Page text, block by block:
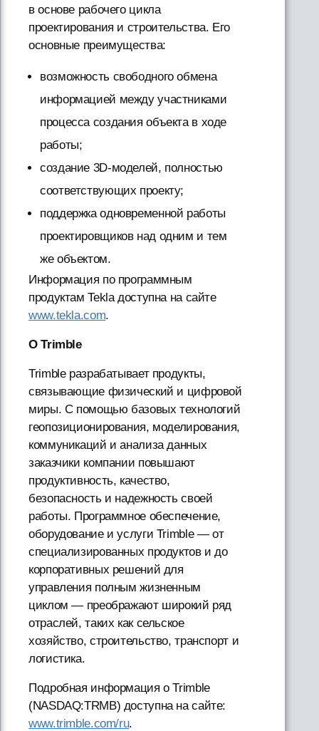
в основе рабочего цикла
проектирования и строительства. Его
основные преимущества:
возможность свободного обмена
информацией между участниками
процесса создания объекта в ходе
работы;
создание 3D-моделей, полностью
соответствующих проекту;
поддержка одновременной работы
проектировщиков над одним и тем
же объектом.
Информация по программным
продуктам Tekla доступна на сайте
www.tekla.com.
О Trimble
Trimble разрабатывает продукты,
связывающие физический и цифровой
миры. С помощью базовых технологий
геопозиционирования, моделирования,
коммуникаций и анализа данных
заказчики компании повышают
продуктивность, качество,
безопасность и надежность своей
работы. Программное обеспечение,
оборудование и услуги Trimble — от
специализированных продуктов и до
корпоративных решений для
управления полным жизненным
циклом — преображают широкий ряд
отраслей, таких как сельское
хозяйство, строительство, транспорт и
логистика.
Подробная информация о Trimble
(NASDAQ:TRMB) доступна на сайте:
www.trimble.com/ru.